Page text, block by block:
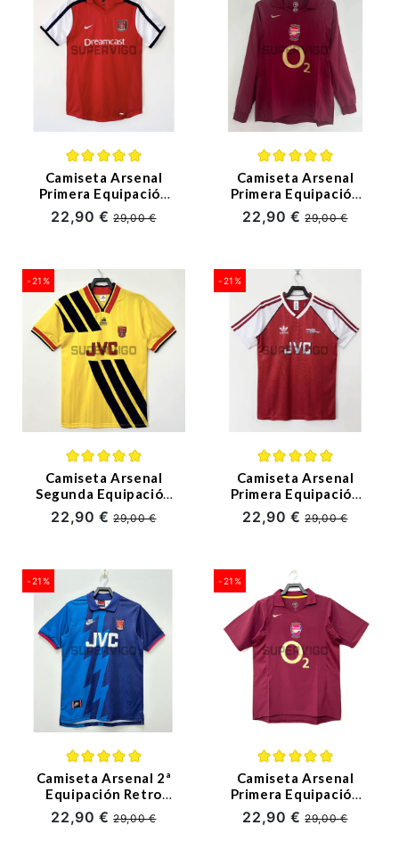
Camiseta Arsenal
Primera Equipación
Retro 2001/02
22,90 €29,00 €
Camiseta Arsenal
Primera Equipación
Retro 2005/06 ML
22,90 €29,00 €
-21%
Camiseta Arsenal
Segunda Equipación
Retro 93/94
22,90 €29,00 €
-21%
Camiseta Arsenal
Primera Equipación
Retro 1998/90
22,90 €29,00 €
-21%
Camiseta Arsenal 2ª
Equipación Retro
95/96
22,90 €29,00 €
-21%
Camiseta Arsenal
Primera Equipación
Retro 2005/06
22,90 €29,00 €